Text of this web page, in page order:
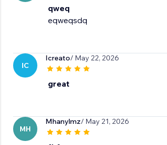
qweq
eqweqsdq
IC
Icreato/ May 22, 2026
great
MH
Mhanylmz/ May 21, 2026